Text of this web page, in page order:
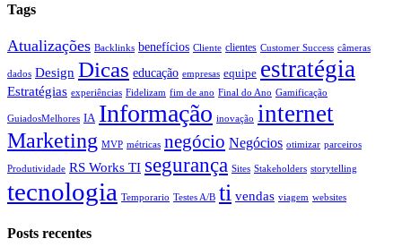
Tags
Atualizações Backlinks benefícios Cliente clientes Customer Success câmeras
dados Design Dicas educação empresas equipe estratégia
Estratégias experiências Fidelizam fim de ano Final do Ano Gamificação
GuiadosMelhores IA Informação inovação internet
Marketing MVP métricas negócio Negócios otimizar parceiros
Produtividade RS Works TI segurança Sites Stakeholders storytelling
tecnologia Temporario Testes A/B ti vendas viagem websites
Posts recentes